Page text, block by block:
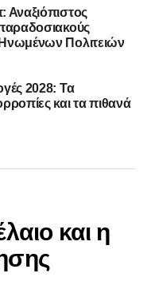
σχοινί και οι
Αναξιόπιστος
Πολιτειών
2028: Τα
και τα πιθανά
και η